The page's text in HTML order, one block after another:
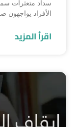
سداد متعثرات
الأفراد يواجهون
اقرأ المزيد